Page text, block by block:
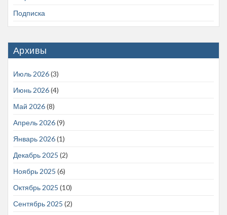
Подписка
Архивы
Июль 2026(3)
Июнь 2026(4)
Май 2026(8)
Апрель 2026(9)
Январь 2026(1)
Декабрь 2025 (2)
Ноябрь 2025 (6)
Октябрь 2025 (10)
Сентябрь 2025 (2)